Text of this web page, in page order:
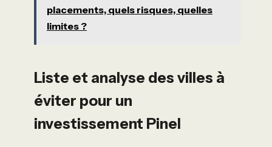
placements, quels risques, quelles
limites ?
Liste et analyse des villes à
éviter pour un
investissement Pinel